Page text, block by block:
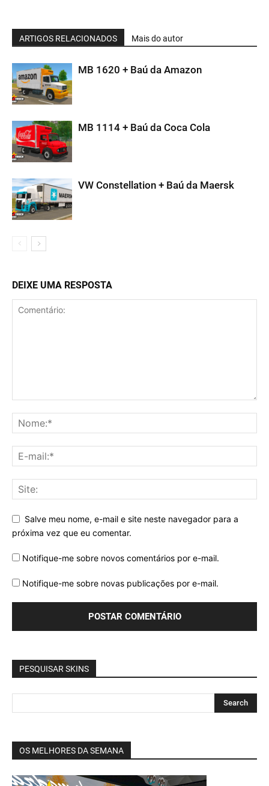
ARTIGOS RELACIONADOS Mais do autor
MB 1620 + Baú da Amazon
MB 1114 + Baú da Coca Cola
VW Constellation + Baú da Maersk
DEIXE UMA RESPOSTA
Salve meu nome, e-mail e site neste navegador para a
próxima vez que eu comentar.
Notifique-me sobre novos comentários por e-mail.
Notifique-me sobre novas publicações por e-mail.
PESQUISAR SKINS
OS MELHORES DA SEMANA